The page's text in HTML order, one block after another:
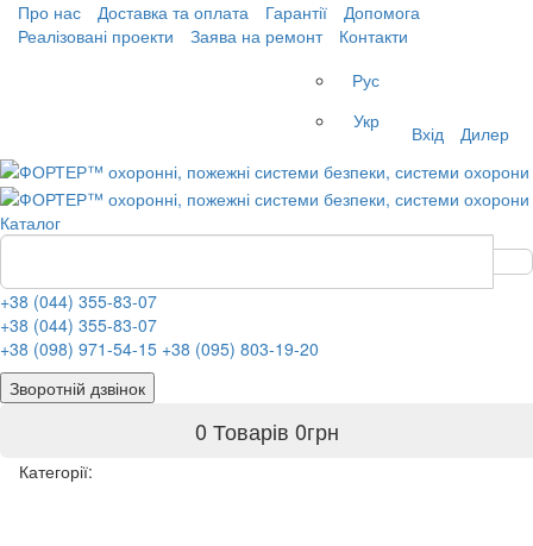
Про нас Доставка та оплата Гарантії
Допомога
Реалізовані проекти
Заява на ремонт
Контакти
Рус
Укр
Вхід Дилер
Каталог
+38 (044) 355-83-07
+38 (044) 355-83-07
+38 (098) 971-54-15 +38 (095) 803-19-20
Зворотній дзвінок
0 Товарів 0грн
Категорії: